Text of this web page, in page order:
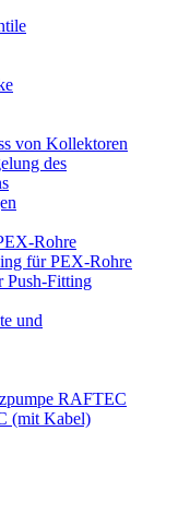
von Kollektoren
des
Rohre
für PEX-Rohre
Push-Fitting
und
RAFTEC
(mit Kabel)